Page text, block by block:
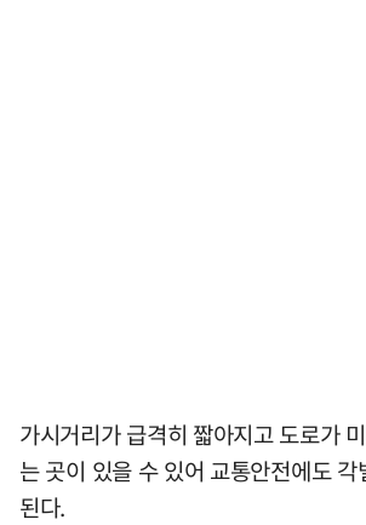
가시거리가 급격히 짧아지고 도로가
는 곳이 있을 수 있어 교통안전에도
된다.